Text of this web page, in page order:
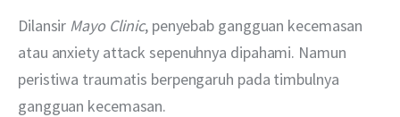
Dilansir Mayo Clinic, penyebab gangguan kecemasan
atau anxiety attack sepenuhnya dipahami. Namun
peristiwa traumatis berpengaruh pada timbulnya
gangguan kecemasan.